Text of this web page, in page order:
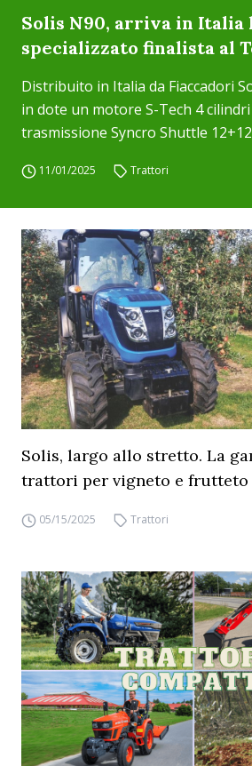
Solis N90, arriva in Italia
specializzato finalista al
Distribuito in Italia da Fiaccadori
in dote un motore S-Tech 4 cilindri
trasmissione Syncro Shuttle
11/01/2025 Trattori
Solis, largo allo stretto. La
trattori per vigneto e frutteto
05/15/2025 Trattori